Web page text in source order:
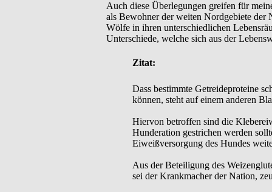
Auch diese Überlegungen greifen für
als Bewohner der weiten Nordgebiete der
Wölfe in ihren unterschiedlichen
Unterschiede, welche sich aus der
Zitat:
Dass bestimmte Getreideproteine
können, steht auf einem anderen
Hiervon betroffen sind die
Hunderation gestrichen werden
Eiweißversorgung des Hundes
Aus der Beteiligung des
sei der Krankmacher der Nation,